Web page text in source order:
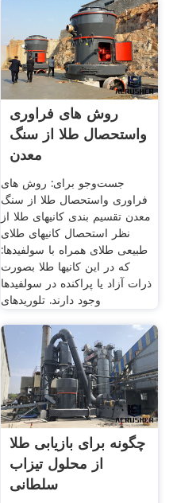
روش های فراوری
واستحصال طلا از سنگ
معدن
جست‌وجو برای: روش های
فراوری واستحصال طلا از سنگ
معدن تقسیم بندی کانیهای طلا از
نظر استحصال کانیهای طلای
طبیعی طلای همراه با سولفیدها:
که در این کانیها طلا بصورت
ذرات آزاد یا پراکنده در سولفیدها
وجود دارند. تلوریدهای
چگونه برای بازیابی طلا
از محلول تیزاب
سلطانی